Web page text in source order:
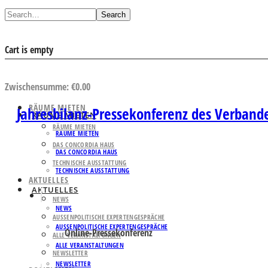
Search
Cart is empty
Zwischensumme:€0.00
RÄUME MIETEN
RÄUME MIETEN
DAS CONCORDIA HAUS
TECHNISCHE AUSSTATTUNG
AKTUELLES
NEWS
AUSSENPOLITISCHE EXPERTENGESPRÄCHE
ALLE VERANSTALTUNGEN
NEWSLETTER
RÄUME MIETEN
RÄUME MIETEN
DAS CONCORDIA HAUS
TECHNISCHE AUSSTATTUNG
AKTUELLES
NEWS
AUSSENPOLITISCHE EXPERTENGESPRÄCHE
ALLE VERANSTALTUNGEN
NEWSLETTER
Jahresbilanz-Pressekonferenz des
Online-Pressekonferenz